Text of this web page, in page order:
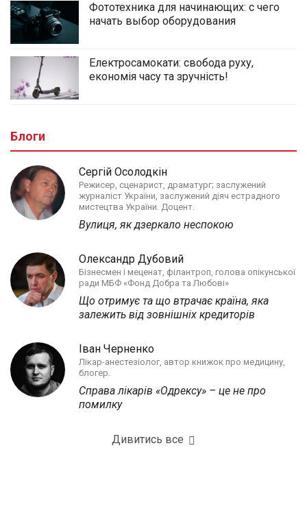
Фототехника для начинающих: с чего
начать выбор оборудования
Електросамокати: свобода руху,
економія часу та зручність!
Блоги
Сергій Осолодкін
Режисер, сценарист, драматург; заслужений
журналіст України, заслужений діяч естрадного
мистецтва України. Доцент.
Вулиця, як дзеркало неспокою
Олександр Дубовий
Бізнесмен і меценат, філантроп, голова опікунської
ради МБФ «Фонд Добра та Любові»
Що отримує та що втрачає країна, яка
залежить від зовнішніх кредиторів
Іван Черненко
Лікар-анестезіолог, автор книжок про медицину,
блогер.
Справа лікарів «Одрексу» – це не про
помилку
Дивитись все